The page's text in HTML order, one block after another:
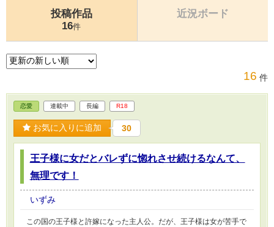
投稿作品
16件
近況ボード
16 件
恋愛 連載中 長編 R18
お気に入りに追加 30
王子様に女だとバレずに惚れさせ続けるなんて、
無理です！
いずみ
この国の王子様と許嫁になった主人公。だが、王子様は女が苦手で